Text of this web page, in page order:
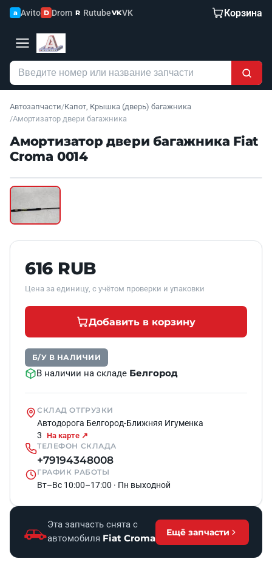
a Avito D Drom R RutubeVKVK Корзина
Автозапчасти/Капот, Крышка (дверь) багажника
/Амортизатор двери багажника
Амортизатор двери багажника Fiat
Croma 0014
616 RUB
Цена за единицу, с учётом проверки и упаковки
Добавить в корзину
Б/У В НАЛИЧИИ
В наличии на складе Белгород
СКЛАД ОТГРУЗКИ
Автодорога Белгород-Ближняя Игуменка
3 На карте ↗
ТЕЛЕФОН СКЛАДА
+79194348008
ГРАФИК РАБОТЫ
Вт–Вс 10:00–17:00 · Пн выходной
Эта запчасть снята с
автомобиля Fiat Croma
Ещё запчасти